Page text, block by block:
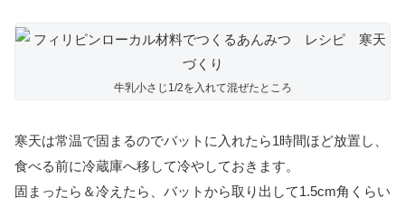
牛乳小さじ1/2を入れて混ぜたところ
寒天は常温で固まるのでバットに入れたら1時間ほど放置し、
食べる前に冷蔵庫へ移して冷やしておきます。
固まったら＆冷えたら、バットから取り出して1.5cm角くらい